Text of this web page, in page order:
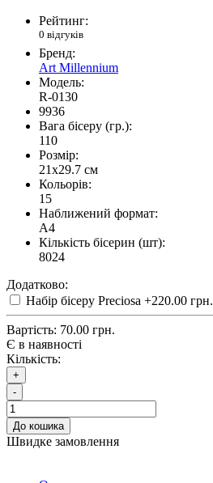
Рейтинг:
0 відгуків
Бренд:
Art Millennium
Модель:
R-0130
9936
Вага бісеру (гр.):
110
Розмір:
21x29.7 см
Кольорів:
15
Наближений формат:
A4
Кількість бісерин (шт):
8024
Додатково:
Набір бісеру Preciosa +220.00 грн.
Вартість: 70.00 грн.
Є в наявності
Кількість:
+
-
До кошика
Швидке замовлення